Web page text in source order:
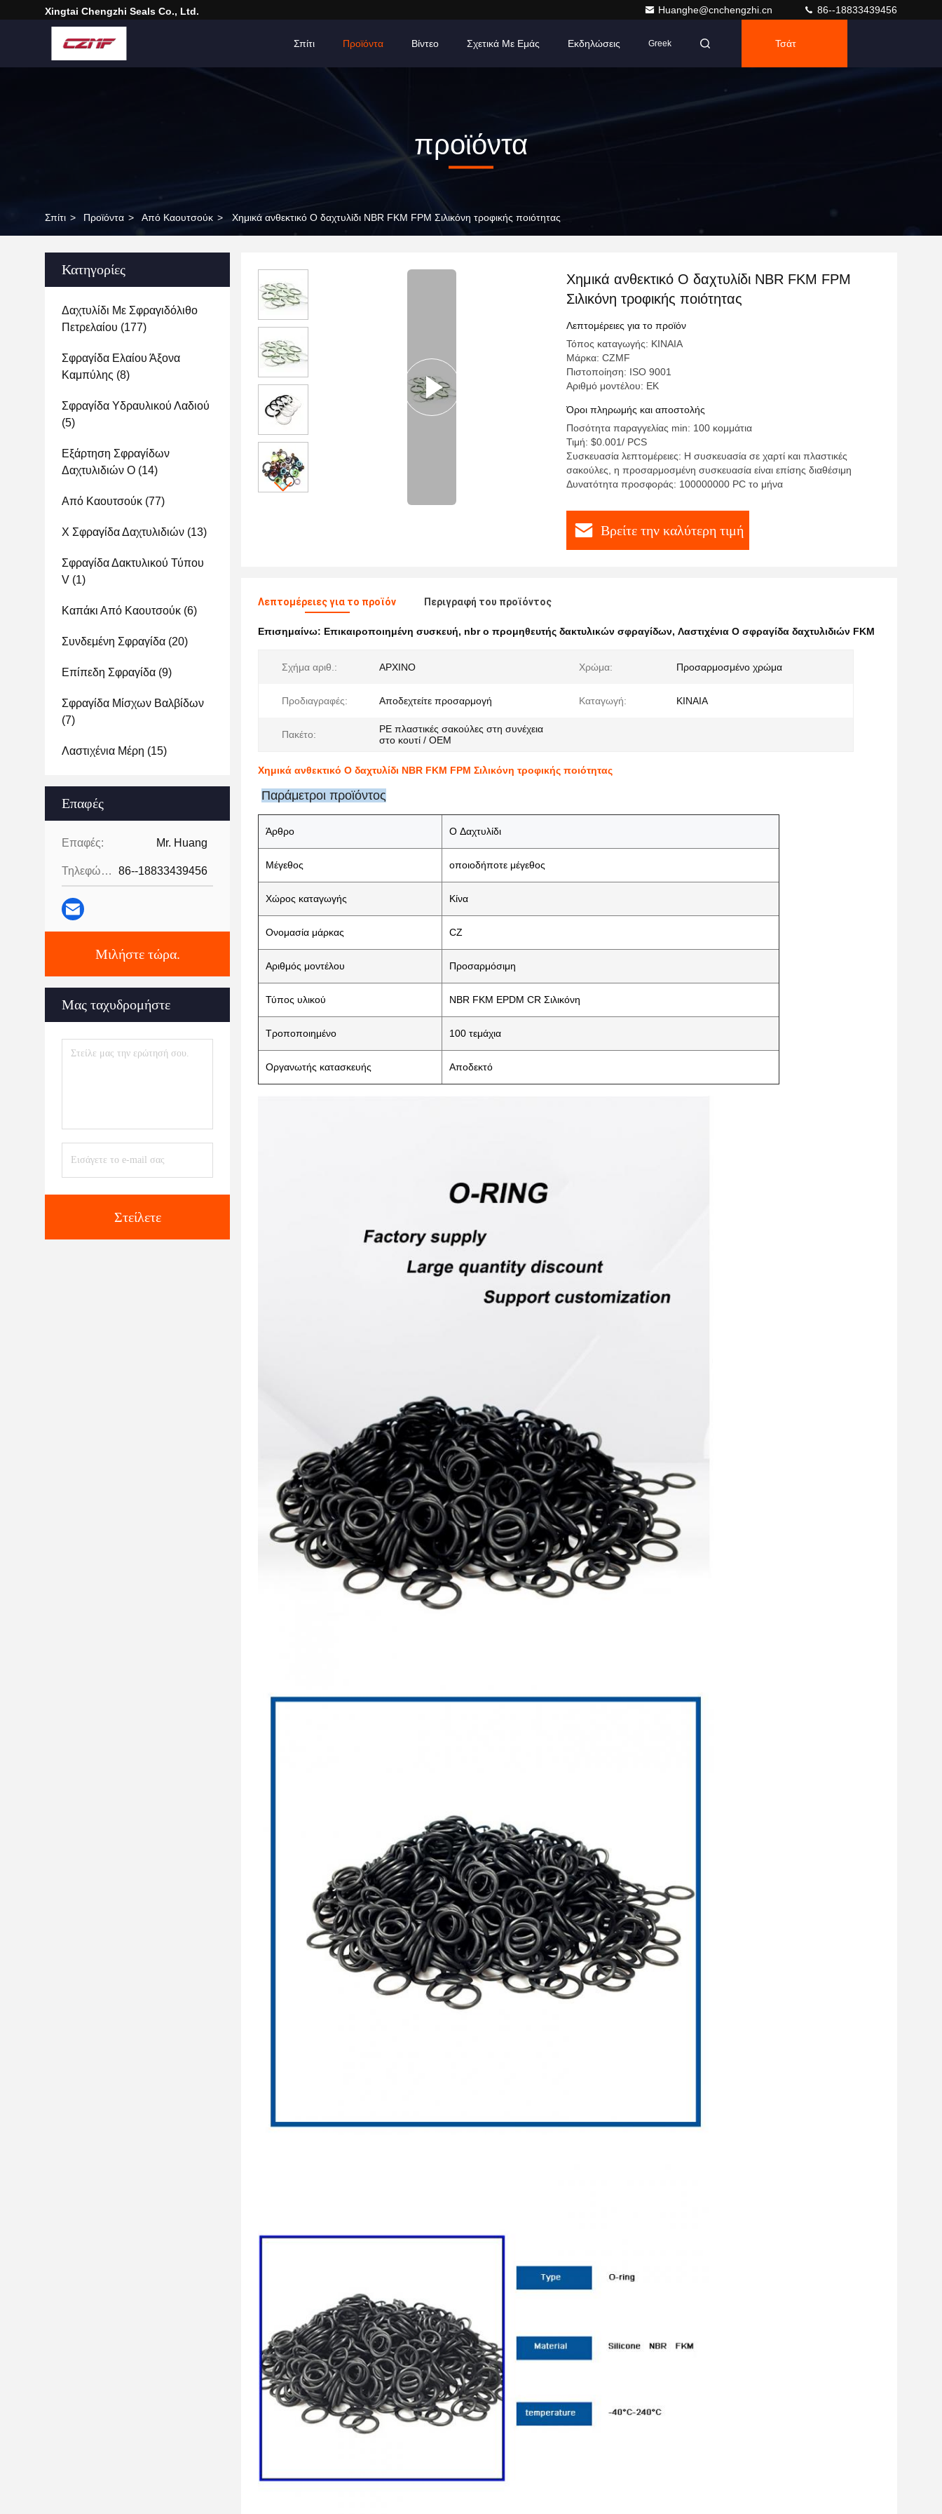
Xingtai Chengzhi Seals Co., Ltd. Huanghe@cnchengzhi.cn 86--18833439456
Σπίτι Προϊόντα Βίντεο Σχετικά Με Εμάς Εκδηλώσεις Greek Τσάτ
προϊόντα
Σπίτι > Προϊόντα > Από Καουτσούκ > Χημικά ανθεκτικό O δαχτυλίδι NBR FKM FPM Σιλικόνη τροφικής ποιότητας
Κατηγορίες
Δαχτυλίδι Με Σφραγιδόλιθο
Πετρελαίου (177)
Σφραγίδα Ελαίου Άξονα
Καμπύλης (8)
Σφραγίδα Υδραυλικού Λαδιού
(5)
Εξάρτηση Σφραγίδων
Δαχτυλιδιών Ο (14)
Από Καουτσούκ (77)
Χ Σφραγίδα Δαχτυλιδιών (13)
Σφραγίδα Δακτυλικού Τύπου
V (1)
Καπάκι Από Καουτσούκ (6)
Συνδεμένη Σφραγίδα (20)
Επίπεδη Σφραγίδα (9)
Σφραγίδα Μίσχων Βαλβίδων
(7)
Λαστιχένια Μέρη (15)
Επαφές
Επαφές: Mr. Huang
Τηλεφώνημα: 86--18833439456
Μιλήστε τώρα.
Μας ταχυδρομήστε
Στείλετε
Χημικά ανθεκτικό O δαχτυλίδι NBR FKM FPM
Σιλικόνη τροφικής ποιότητας
Λεπτομέρειες για το προϊόν
Τόπος καταγωγής: ΚΙΝΑΙΑ
Μάρκα: CZMF
Πιστοποίηση: ISO 9001
Αριθμό μοντέλου: ΕΚ
Όροι πληρωμής και αποστολής
Ποσότητα παραγγελίας min: 100 κομμάτια
Τιμή: $0.001/ PCS
Συσκευασία λεπτομέρειες: Η συσκευασία σε χαρτί και πλαστικές
σακούλες, η προσαρμοσμένη συσκευασία είναι επίσης διαθέσιμη
Δυνατότητα προσφοράς: 100000000 PC το μήνα
Βρείτε την καλύτερη τιμή
Λεπτομέρειες για το προϊόν Περιγραφή του προϊόντος
Επισημαίνω: Επικαιροποιημένη συσκευή, nbr o προμηθευτής δακτυλικών σφραγίδων, Λαστιχένια Ο σφραγίδα δαχτυλιδιών FKM
Σχήμα αριθ.: ΑΡΧΙΝΟ Χρώμα: Προσαρμοσμένο χρώμα
Προδιαγραφές: Αποδεχτείτε προσαρμογή Καταγωγή: ΚΙΝΑΙΑ
Πακέτο:
PE πλαστικές σακούλες στη συνέχεια
στο κουτί / OEM
Χημικά ανθεκτικό O δαχτυλίδι NBR FKM FPM Σιλικόνη τροφικής ποιότητας
Παράμετροι προϊόντος
Άρθρο O Δαχτυλίδι
Μέγεθος οποιοδήποτε μέγεθος
Χώρος καταγωγής Κίνα
Ονομασία μάρκας CZ
Αριθμός μοντέλου Προσαρμόσιμη
Τύπος υλικού NBR FKM EPDM CR Σιλικόνη
Τροποποιημένο 100 τεμάχια
Οργανωτής κατασκευής Αποδεκτό